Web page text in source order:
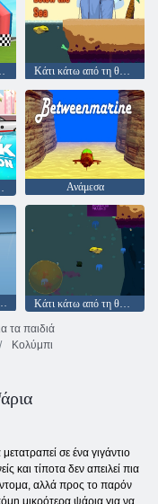
σχήματος Κάτι κάτω από τη θάλασσα
2 Ανάμεσα
πιγκουίνος
Κάτι κάτω από τη θάλασσα
τα παιδιά
Κολύμπι
σε ένα γιγάντιο
και τίποτα δεν απειλεί πια
αλλά προς το παρόν